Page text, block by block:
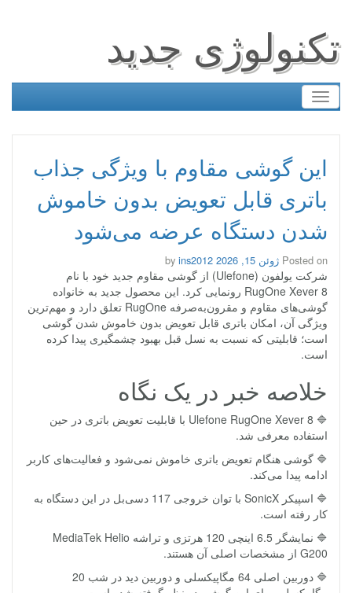
تکنولوژی جدید
Toggle
navigation
این گوشی مقاوم با ویژگی جذاب
باتری قابل تعویض بدون خاموش
شدن دستگاه عرضه می‌شود
Posted on ژوئن 15, 2026 ins2012
شرکت یولفون (Ulefone) از گوشی مقاوم جدید خود با نام
RugOne Xever 8 رونمایی کرد. این محصول جدید به خانواده
گوشی‌های مقاوم و مقرون‌به‌صرفه RugOne تعلق دارد و مهم‌ترین
ویژگی آن، امکان باتری قابل تعویض بدون خاموش شدن گوشی
است؛ قابلیتی که نسبت به نسل قبل بهبود چشمگیری پیدا کرده
است.
خلاصه خبر در یک نگاه
🔷 Ulefone RugOne Xever 8 با قابلیت تعویض باتری در حین
استفاده معرفی شد.
🔷 گوشی هنگام تعویض باتری خاموش نمی‌شود و فعالیت‌های کاربر
ادامه پیدا می‌کند.
🔷 اسپیکر SonicX با توان خروجی 117 دسی‌بل در این دستگاه به
کار رفته است.
🔷 نمایشگر 6.5 اینچی 120 هرتزی و تراشه MediaTek Helio
G200 از مشخصات اصلی آن هستند.
🔷 دوربین اصلی 64 مگاپیکسلی و دوربین دید در شب 20